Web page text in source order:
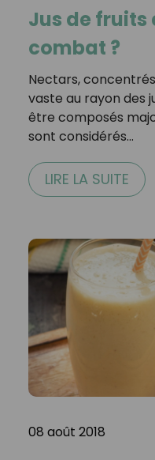
Jus de fruits
combat ?
Nectars,
vaste au rayon des
être composés
sont considérés…
LIRE LA SUITE
08 août 2018